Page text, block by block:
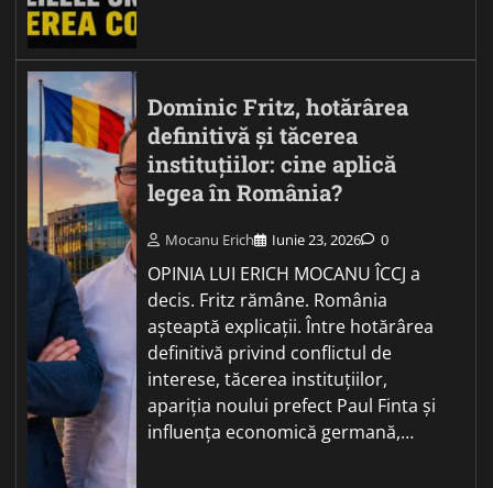
Dominic Fritz, hotărârea
definitivă și tăcerea
instituțiilor: cine aplică
legea în România?
Mocanu Erich Iunie 23, 2026 0
OPINIA LUI ERICH MOCANU ÎCCJ a
decis. Fritz rămâne. România
așteaptă explicații. Între hotărârea
definitivă privind conflictul de
interese, tăcerea instituțiilor,
apariția noului prefect Paul Finta și
influența economică germană,…